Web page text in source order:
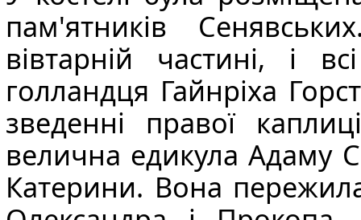
пам'ятників
вівтарній частині, і
голландця Гайнріха
зведенні правої
велична едикула Адаму
Катерини. Вона